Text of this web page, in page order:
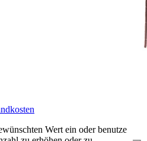
Wert ein oder benutze